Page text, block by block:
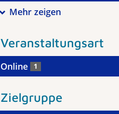
Mehr zeigen
Veranstaltungsart
Online 1
Zielgruppe